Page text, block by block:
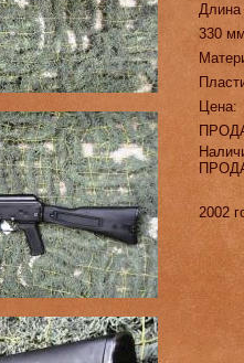
330
Цена:
2002